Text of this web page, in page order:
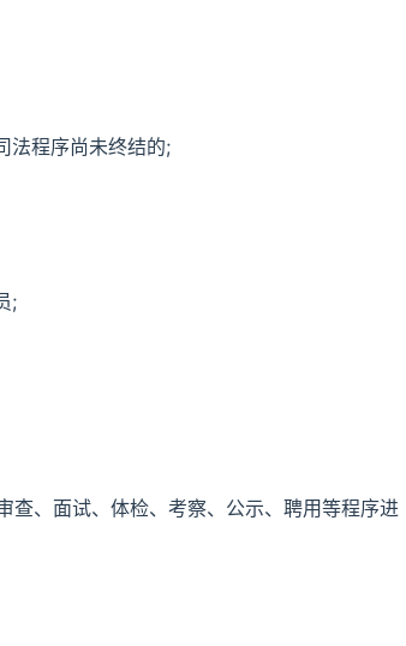
法程序尚未终结的;
;
查、面试、体检、考察、公示、聘用等程序进